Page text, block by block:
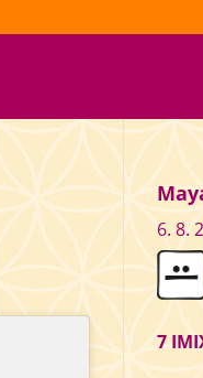
6. 8.
7